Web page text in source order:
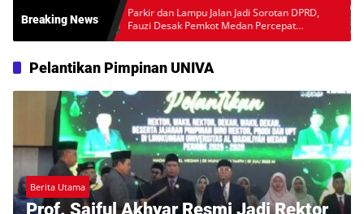
Breaking NewsParkir dan Lampu Jalan Jadi Sorotan DPRD,
Fauzi Desak Pemkot Medan Percepat
Pembenahan
Pelantikan Pimpinan UNIVA
Berita Utama
Prof. Saiful Akhyar Resmi Jadi Rektor